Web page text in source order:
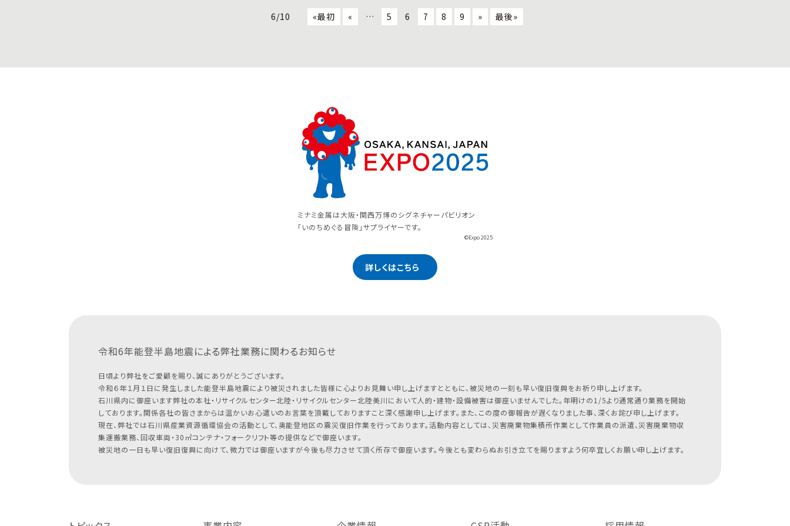
6/10 «最初 « … 5 6 7 8 9 » 最後»
ミナミ金属は大阪・関西万博のシグネチャーパビリオン
「いのちめぐる冒険」サプライヤーです。
©Expo 2025
詳しくはこちら
令和6年能登半島地震による弊社業務に関わるお知らせ
日頃より弊社をご愛顧を賜り、誠にありがとうございます。
令和６年１月１日に発生しました能登半島地震により被災されました皆様に心よりお見舞い申し上げますとともに、被災地の一刻も早い復旧復興をお祈り申し上げます。
石川県内に御座います弊社の本社・リサイクルセンター北陸・リサイクルセンター北陸美川において人的・建物・設備被害は御座いませんでした。年明けの1/5より通常通り業務を開始
しております。関係各社の皆さまからは温かいお心遣いのお言葉を頂戴しておりますこと深く感謝申し上げます。また、この度の御報告が遅くなりました事、深くお詫び申し上げます。
現在、弊社では石川県産業資源循環協会の活動として、奥能登地区の震災復旧作業を行っております。活動内容としては、災害廃棄物集積所作業として作業員の派遣、災害廃棄物収
集運搬業務、回収車両・30㎥コンテナ・フォークリフト等の提供などで御座います。
被災地の一日も早い復旧復興に向けて、微力では御座いますが今後も尽力させて頂く所存で御座います。今後とも変わらぬお引き立てを賜りますよう何卒宜しくお願い申し上げます。